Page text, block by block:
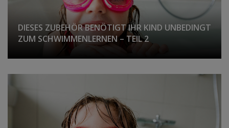
DIESES ZUBEHÖR BENÖTIGT IHR KIND UNBEDINGT
ZUM SCHWIMMENLERNEN – TEIL 2